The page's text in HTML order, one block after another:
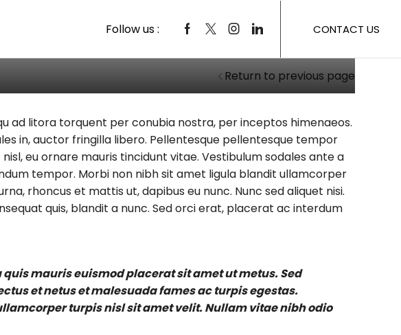
Follow us : CONTACT US
Return to previous page
ad litora torquent per conubia nostra, per inceptos himenaeos.
in, auctor fringilla libero. Pellentesque pellentesque tempor
eu ornare mauris tincidunt vitae. Vestibulum sodales ante a
tempor. Morbi non nibh sit amet ligula blandit ullamcorper
rhoncus et mattis ut, dapibus eu nunc. Nunc sed aliquet nisi.
quis, blandit a nunc. Sed orci erat, placerat ac interdum
mauris euismod placerat sit amet ut metus. Sed
et netus et malesuada fames ac turpis egestas.
turpis nisl sit amet velit. Nullam vitae nibh odio